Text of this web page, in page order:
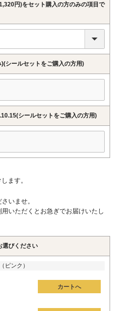
円)をセット購入の方のみの項目で
シールセットをご購入の方用)
シールセットをご購入の方用)
ます。
いませ。
いただくとお急ぎでお届けいたし
選びください
ピンク）
カートへ